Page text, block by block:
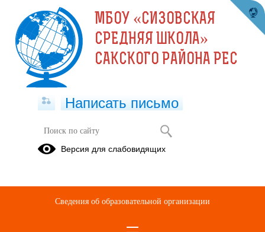
Питание
для
МБОУ «СИЗОВСКАЯ
СРЕДНЯЯ ШКОЛА»
САКСКОГО РАЙОНА РЕС
Написать письмо
Версия для слабовидящих
Сведения об образовательной организации